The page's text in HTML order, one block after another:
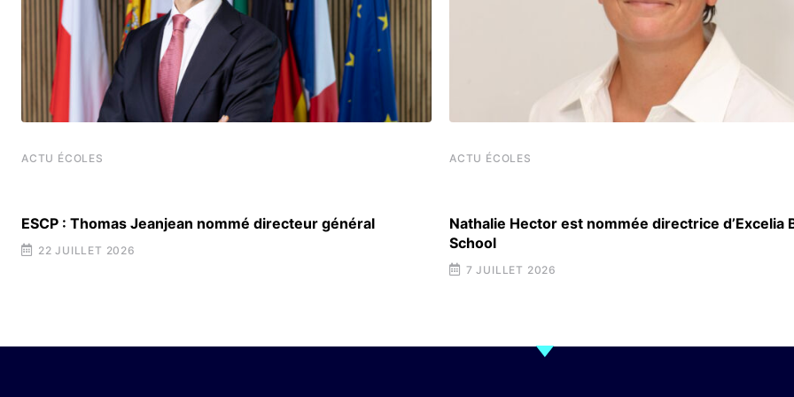
ACTU ÉCOLES
ESCP : Thomas Jeanjean nommé directeur général
22 JUILLET 2026
ACTU ÉCOLES
Nathalie Hector est nommée directrice d’Excelia
School
7 JUILLET 2026